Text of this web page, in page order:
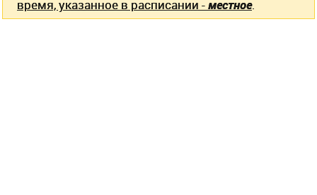
время, указанное в расписании -местное.